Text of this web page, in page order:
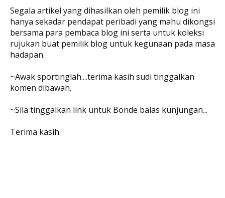
Segala artikel yang dihasilkan oleh pemilik blog ini
hanya sekadar pendapat peribadi yang mahu dikongsi
bersama para pembaca blog ini serta untuk koleksi
rujukan buat pemilik blog untuk kegunaan pada masa
hadapan.
~Awak sportinglah....terima kasih sudi tinggalkan
komen dibawah.
~Sila tinggalkan link untuk Bonde balas kunjungan...
Terima kasih.